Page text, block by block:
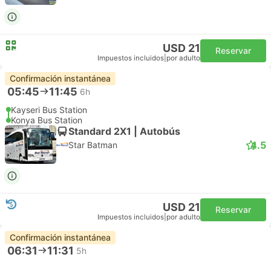
USD 21
Impuestos incluidos por adulto
Reservar
Confirmación instantánea
05:45 11:45 6h
Kayseri Bus Station
Konya Bus Station
Standard 2X1 | Autobús
Star Batman 4.5
USD 21
Impuestos incluidos por adulto
Reservar
Confirmación instantánea
06:31 11:31 5h